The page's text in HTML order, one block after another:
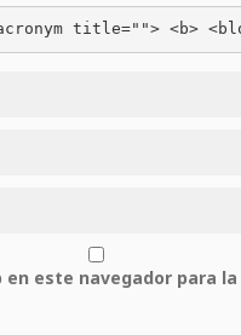
title=""> <b>
este navegador para